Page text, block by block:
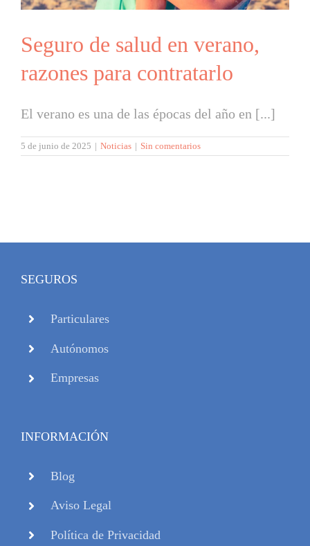
Seguro de salud en verano,
razones para contratarlo
El verano es una de las épocas del año en [...]
5 de junio de 2025 | Noticias | Sin comentarios
SEGUROS
Particulares
Autónomos
Empresas
INFORMACIÓN
Blog
Aviso Legal
Política de Privacidad